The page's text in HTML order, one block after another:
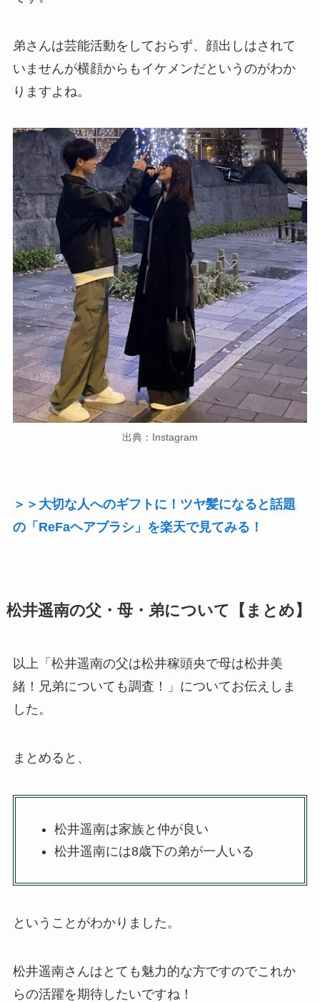
弟さんは芸能活動をしておらず、顔出しはされて
いませんが横顔からもイケメンだというのがわか
りますよね。
出典：Instagram
＞＞大切な人へのギフトに！ツヤ髪になると話題
の「ReFaヘアブラシ」を楽天で見てみる！
松井遥南の父・母・弟について【まとめ】
以上「松井遥南の父は松井稼頭央で母は松井美
緒！兄弟についても調査！」についてお伝えしま
した。
まとめると、
松井遥南は家族と仲が良い
松井遥南には8歳下の弟が一人いる
ということがわかりました。
松井遥南さんはとても魅力的な方ですのでこれか
らの活躍を期待したいですね！